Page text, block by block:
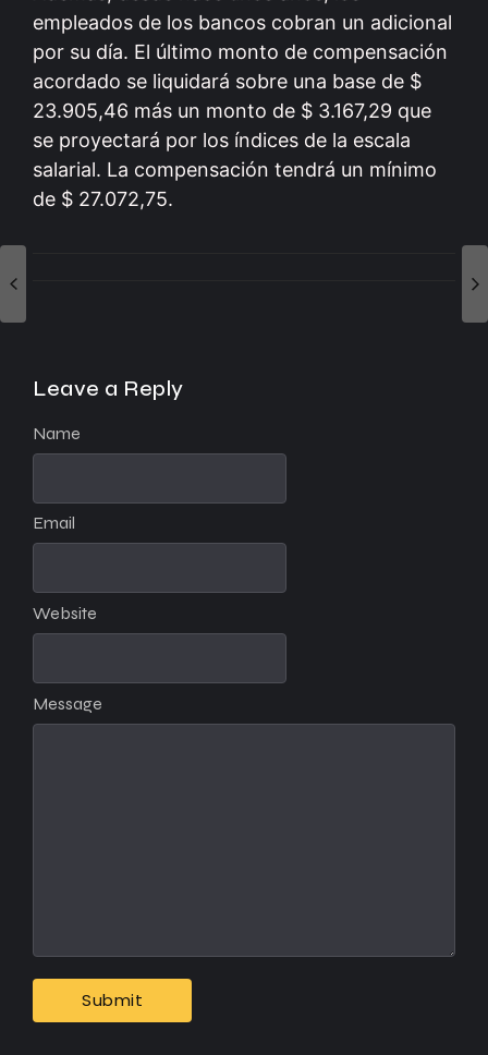
empleados de los bancos cobran un adicional
por su día. El último monto de compensación
acordado se liquidará sobre una base de $
23.905,46 más un monto de $ 3.167,29 que
se proyectará por los índices de la escala
salarial. La compensación tendrá un mínimo
de $ 27.072,75.
Leave a Reply
Message
Name
Email
Website